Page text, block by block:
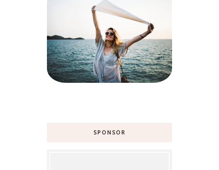
SPONSOR